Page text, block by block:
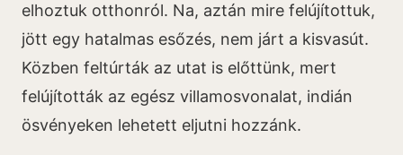
elhoztuk otthonról. Na, aztán mire felújítottuk,
jött egy hatalmas esőzés, nem járt a kisvasút.
Közben feltúrták az utat is előttünk, mert
felújították az egész villamosvonalat, indián
ösvényeken lehetett eljutni hozzánk.